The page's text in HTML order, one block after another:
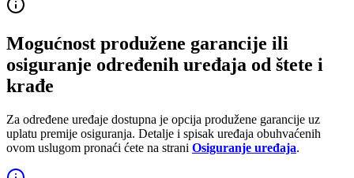
Mogućnost produžene garancije ili
osiguranje određenih uređaja od štete i
krađe
Za određene uređaje dostupna je opcija produžene garancije uz
uplatu premije osiguranja. Detalje i spisak uređaja obuhvaćenih
ovom uslugom pronaći ćete na strani Osiguranje uređaja.